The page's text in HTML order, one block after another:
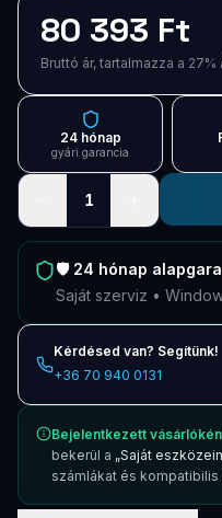
Blog
Szolgáltatások
Támogatás
80 393 Ft
Bruttó ár, tartalmazza a
24 hónap
gyári garancia
1
🛡️ 24 hónap
Saját szerviz •
Kérdésed van? Segítünk!
+36 70 940 0131
Bejelentkezett
bekerül a „Saját
számlákat és